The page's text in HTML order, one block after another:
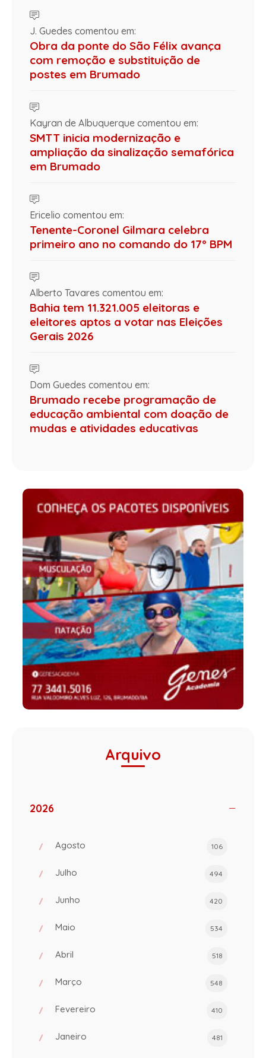
J. Guedes comentou em:
Obra da ponte do São Félix avança
com remoção e substituição de
postes em Brumado
Kayran de Albuquerque comentou em:
SMTT inicia modernização e
ampliação da sinalização semafórica
em Brumado
Ericelio comentou em:
Tenente-Coronel Gilmara celebra
primeiro ano no comando do 17º BPM
Alberto Tavares comentou em:
Bahia tem 11.321.005 eleitoras e
eleitores aptos a votar nas Eleições
Gerais 2026
Dom Guedes comentou em:
Brumado recebe programação de
educação ambiental com doação de
mudas e atividades educativas
Arquivo
2026
Agosto 106
Julho 494
Junho 420
Maio 534
Abril 518
Março 548
Fevereiro 410
Janeiro 481